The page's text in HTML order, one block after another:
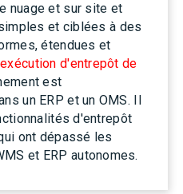
nuage et sur site et
et ciblées à des
étendues et
d'entrepôt de
est
un ERP et un OMS. Il
d'entrepôt
ont dépassé les
et ERP autonomes.